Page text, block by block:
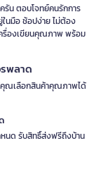
รัน ตอบโจทย์คนรักการ
นมือ ช้อปง่าย ไม่ต้อง
ครื่องเขียนคุณภาพ พร้อม
พลาด
คุณเลือกสินค้าคุณภาพได้
นด รับสิทธิ์ส่งฟรีถึงบ้าน